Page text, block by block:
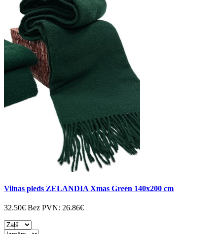
Vilnas pleds ZELANDIA Xmas Green 140x200 cm
32.50€ Bez PVN: 26.86€